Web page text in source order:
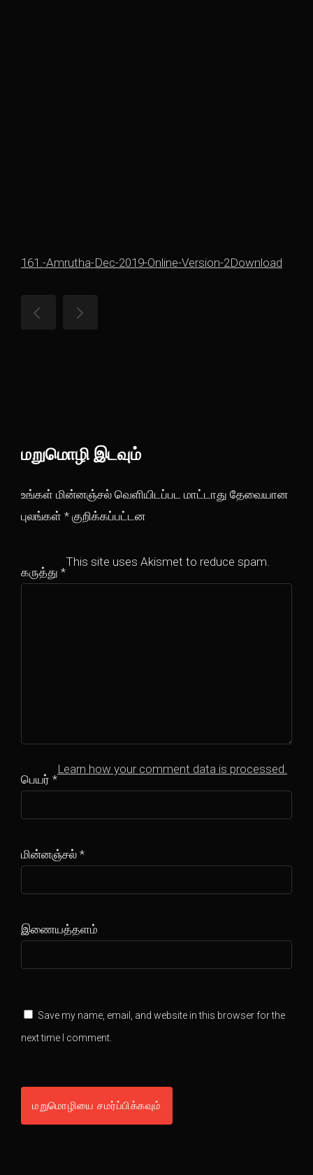
161.-Amrutha-Dec-2019-Online-Version-2Download
மறுமொழி இடவும்
உங்கள் மின்னஞ்சல் வெளியிடப்பட மாட்டாது தேவையான
புலங்கள் * குறிக்கப்பட்டன
கருத்து *
பெயர் *
மின்னஞ்சல் *
இணையத்தளம்
Save my name, email, and website in this browser for the
next time I comment.
This site uses Akismet to reduce spam.
Learn how your comment data is processed.